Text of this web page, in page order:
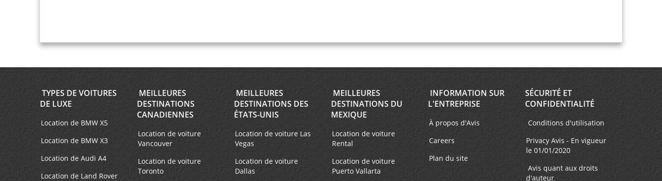
TYPES DE VOITURES
DE LUXE
Location de BMW X5
Location de BMW X3
Location de Audi A4
Location de Land Rover
MEILLEURES
DESTINATIONS
CANADIENNES
Location de voiture
Vancouver
Location de voiture
Toronto
MEILLEURES
DESTINATIONS DES
ÉTATS-UNIS
Location de voiture Las
Vegas
Location de voiture
Dallas
MEILLEURES
DESTINATIONS DU
MEXIQUE
Location de voiture
Rental
Location de voiture
Puerto Vallarta
INFORMATION SUR
L'ENTREPRISE
À propos d'Avis
Careers
Plan du site
SÉCURITÉ ET
CONFIDENTIALITÉ
Conditions d'utilisation
Privacy Avis - En vigueur
le 01/01/2020
Avis quant aux droits
d'auteur